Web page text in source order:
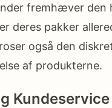
fremhæver den
deres pakker
også den
af produkterne.
Kundeservice